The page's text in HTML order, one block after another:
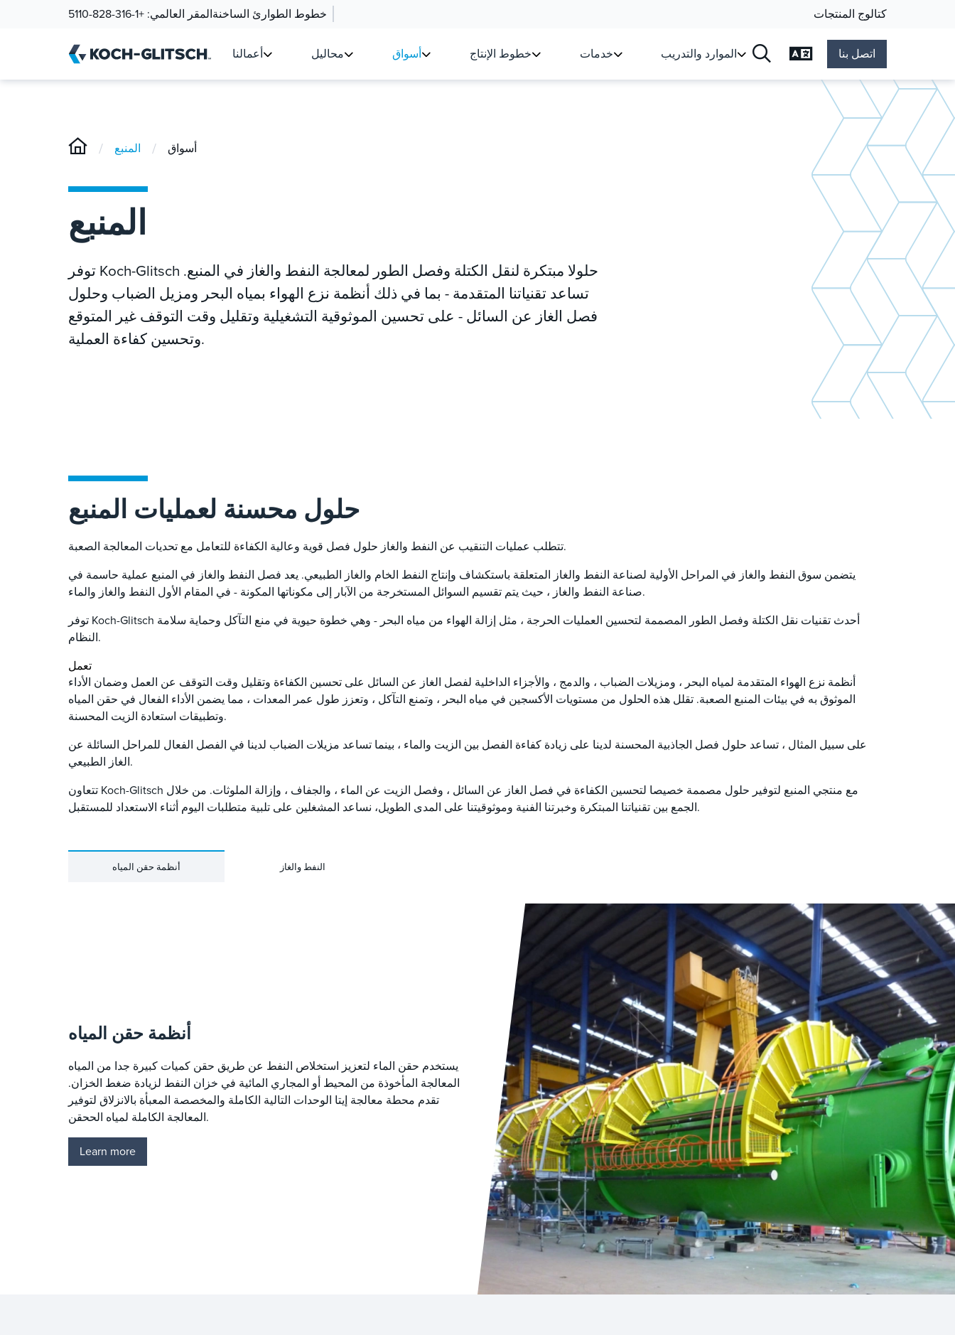
المقر العالمي: +1-316-828-5110 خطوط الطوارئ الساخنة كتالوج المنتجات
أعمالنا محاليل أسواق خطوط الإنتاج خدمات الموارد والتدريب تغيير اللغةاتصل بنا
/ أسواق / المنبع
المنبع
توفر Koch-Glitsch حلولا مبتكرة لنقل الكتلة وفصل الطور لمعالجة النفط والغاز في المنبع.
تساعد تقنياتنا المتقدمة - بما في ذلك أنظمة نزع الهواء بمياه البحر ومزيل الضباب وحلول
فصل الغاز عن السائل - على تحسين الموثوقية التشغيلية وتقليل وقت التوقف غير المتوقع
وتحسين كفاءة العملية.
حلول محسنة لعمليات المنبع
تتطلب عمليات التنقيب عن النفط والغاز حلول فصل قوية وعالية الكفاءة للتعامل مع تحديات المعالجة الصعبة.
يتضمن سوق النفط والغاز في المراحل الأولية لصناعة النفط والغاز المتعلقة باستكشاف وإنتاج النفط الخام والغاز الطبيعي. يعد فصل النفط والغاز في المنبع عملية حاسمة في
صناعة النفط والغاز ، حيث يتم تقسيم السوائل المستخرجة من الآبار إلى مكوناتها المكونة - في المقام الأول النفط والغاز والماء.
توفر Koch-Glitsch أحدث تقنيات نقل الكتلة وفصل الطور المصممة لتحسين العمليات الحرجة ، مثل إزالة الهواء من مياه البحر - وهي خطوة حيوية في منع التآكل وحماية سلامة
النظام.
تعمل
أنظمة نزع الهواء المتقدمة لمياه البحر ، ومزيلات الضباب ، والدمج ، والأجزاء الداخلية لفصل الغاز عن السائل على تحسين الكفاءة وتقليل وقت التوقف عن العمل وضمان الأداء
الموثوق به في بيئات المنبع الصعبة. تقلل هذه الحلول من مستويات الأكسجين في مياه البحر ، وتمنع التآكل ، وتعزز طول عمر المعدات ، مما يضمن الأداء الفعال في حقن المياه
وتطبيقات استعادة الزيت المحسنة.
على سبيل المثال ، تساعد حلول فصل الجاذبية المحسنة لدينا على زيادة كفاءة الفصل بين الزيت والماء ، بينما تساعد مزيلات الضباب لدينا في الفصل الفعال للمراحل السائلة عن
الغاز الطبيعي.
تتعاون Koch-Glitsch مع منتجي المنبع لتوفير حلول مصممة خصيصا لتحسين الكفاءة في فصل الغاز عن السائل ، وفصل الزيت عن الماء ، والجفاف ، وإزالة الملوثات. من خلال
الجمع بين تقنياتنا المبتكرة وخبرتنا الفنية وموثوقيتنا على المدى الطويل، نساعد المشغلين على تلبية متطلبات اليوم أثناء الاستعداد للمستقبل.
أنظمة حقن المياه النفط والغاز
أنظمة حقن المياه
يستخدم حقن الماء لتعزيز استخلاص النفط عن طريق حقن كميات كبيرة جدا من المياه
المعالجة المأخوذة من المحيط أو المجاري المائية في خزان النفط لزيادة ضغط الخزان.
تقدم محطة معالجة إيتا الوحدات التالية الكاملة والمخصصة المعبأة بالانزلاق لتوفير
المعالجة الكاملة لمياه الححقن.
Learn more